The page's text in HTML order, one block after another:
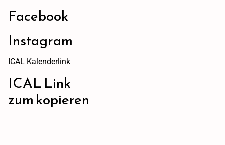
Facebook
Instagram
ICAL Kalenderlink
ICAL Link
zum kopieren